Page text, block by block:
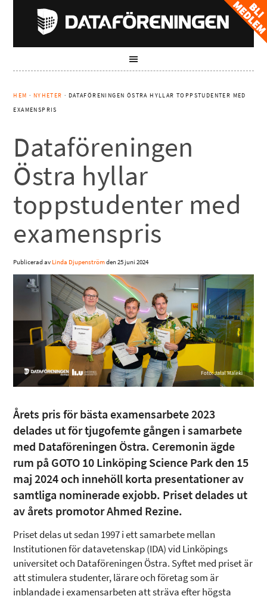
HEM · NYHETER · DATAFÖRENINGEN ÖSTRA HYLLAR TOPPSTUDENTER MED
EXAMENSPRIS
Dataföreningen
Östra hyllar
toppstudenter med
examenspris
Publicerad av Linda Djupenströmden25 juni 2024
Årets pris för bästa examensarbete 2023
delades ut för tjugofemte gången i samarbete
med Dataföreningen Östra. Ceremonin ägde
rum på GOTO 10 Linköping Science Park den 15
maj 2024 och innehöll korta presentationer av
samtliga nominerade exjobb. Priset delades ut
av årets promotor Ahmed Rezine.
Priset delas ut sedan 1997 i ett samarbete mellan
Institutionen för datavetenskap (IDA) vid Linköpings
universitet och Dataföreningen Östra. Syftet med priset är
att stimulera studenter, lärare och företag som är
inblandade i examensarbeten att sträva efter högsta